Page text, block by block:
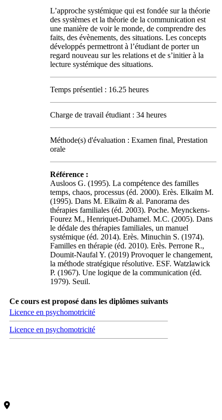
L’approche systémique qui est fondée sur la théorie
des systèmes et la théorie de la communication est
une manière de voir le monde, de comprendre des
faits, des évènements, des situations. Les concepts
développés permettront à l’étudiant de porter un
regard nouveau sur les relations et de s’initier à la
lecture systémique des situations.
Temps présentiel : 16.25 heures
Charge de travail étudiant : 34 heures
Méthode(s) d'évaluation : Examen final, Prestation
orale
Référence :
Ausloos G. (1995). La compétence des familles
temps, chaos, processus (éd. 2000). Erès. Elkaïm M.
(1995). Dans M. Elkaïm & al. Panorama des
thérapies familiales (éd. 2003). Poche. Meynckens-
Fourez M., Henriquet-Duhamel. M.C. (2005). Dans
le dédale des thérapies familiales, un manuel
systémique (éd. 2014). Erès. Minuchin S. (1974).
Familles en thérapie (éd. 2010). Erès. Perrone R.,
Doumit-Naufal Y. (2019) Provoquer le changement,
la méthode stratégique résolutive. ESF. Watzlawick
P. (1967). Une logique de la communication (éd.
1979). Seuil.
Ce cours est proposé dans les diplômes suivants
Licence en psychomotricité
Licence en psychomotricité